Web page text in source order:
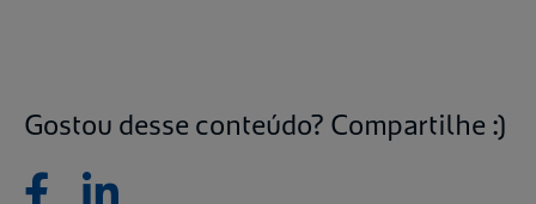
Gostou desse conteúdo? Compartilhe :)